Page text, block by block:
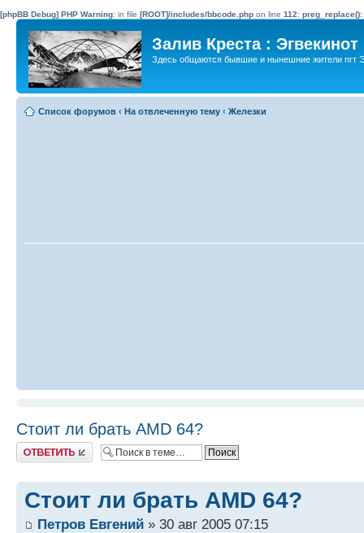
[phpBB Debug] PHP Warning: in file [ROOT]/includes/bbcode.php on line 112:
Залив Креста : Эгвекинот
Здесь общаются бывшие и нынешние жители пгт
Список форумов ‹ На отвлеченную тему ‹ Железки
Стоит ли брать AMD 64?
Ответить
Стоит ли брать AMD 64?
Петров Евгений » 30 авг 2005 07:15